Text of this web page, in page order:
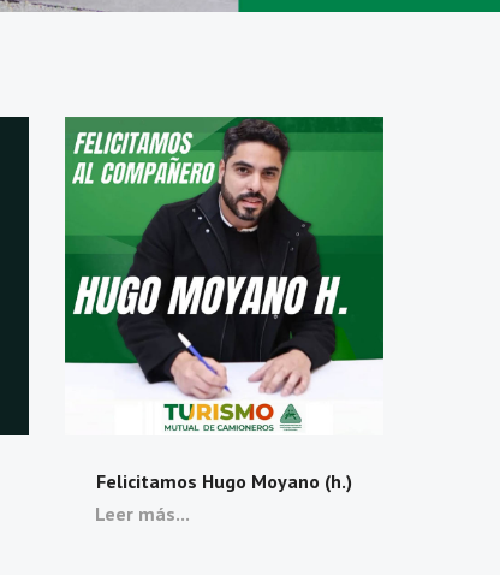
Felicitamos Hugo Moyano (h.)
Leer más...